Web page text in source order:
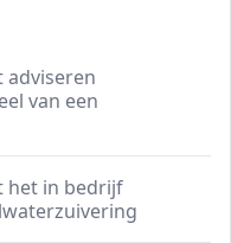
van een
het in bedrijf